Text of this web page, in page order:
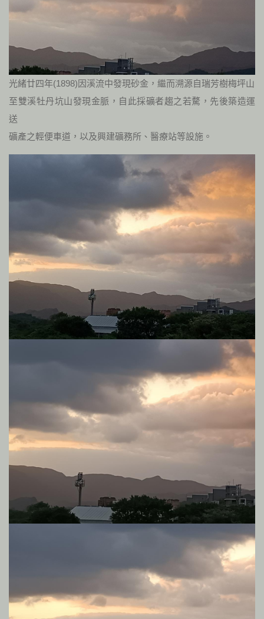
光緒廿四年(1898)因溪流中發現砂金，繼而溯源自瑞芳樹梅坪山
至雙溪牡丹坑山發現金脈，自此採礦者趨之若騖，先後築造運
送
礦產之輕便車道，以及興建礦務所、醫療站等設施。